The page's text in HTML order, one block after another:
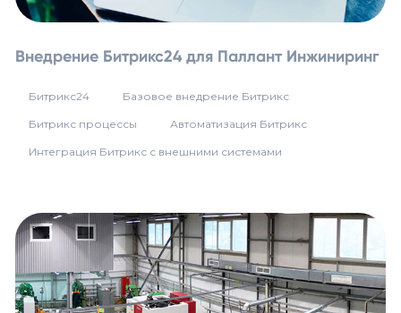
Внедрение Битрикс24 для Паллант Инжиниринг
Битрикс24 Базовое внедрение Битрикс
Битрикс процессы Автоматизация Битрикс
Интеграция Битрикс с внешними системами